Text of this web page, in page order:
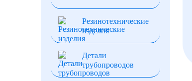
Резинотехнические
изделия
Детали
трубопроводов